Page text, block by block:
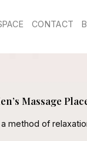
CONTACT
Massage
method of